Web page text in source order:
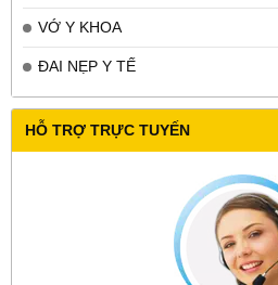
VỚ Y KHOA
ĐAI NẸP Y TẾ
HỖ TRỢ TRỰC TUYẾN